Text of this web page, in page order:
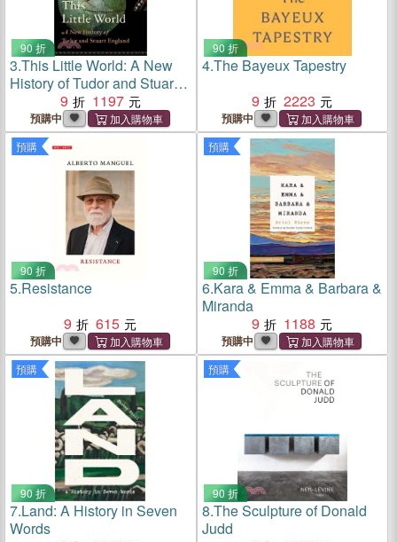
90 折
3.This Little World: A New
History of Tudor and Stuart
England9 1197
預購中
90 折
4.The Bayeux Tapestry
9
2223
預購中
預購
90 折
5.Resistance
9
615
預購中
預購
90 折
6.Kara & Emma & Barbara &
Miranda
9
1188
預購中
預購
90 折
7.Land: A History in Seven
Words
預購
90 折
8.The Sculpture of Donald
Judd